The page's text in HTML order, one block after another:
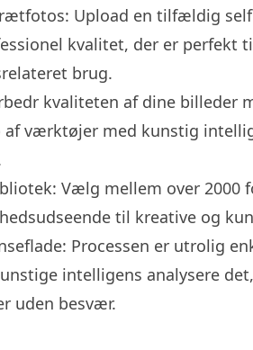
Upload en tilfældig
kvalitet, der er perfekt til
brug.
kvaliteten af dine billeder
værktøjer med kunstig
Vælg mellem over 2000
til kreative og
Processen er utrolig
intelligens analysere
uden besvær.